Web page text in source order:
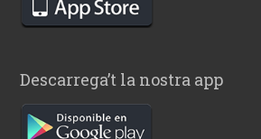
Descarrega’t la nostra app